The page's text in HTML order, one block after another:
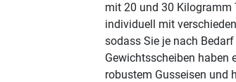
mit 20 und 30 Kilogramm
individuell mit
sodass Sie je nach
Gewichtsscheiben haben
robustem Gusseisen und